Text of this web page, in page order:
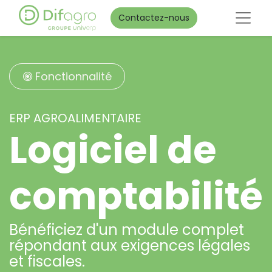
Contactez-nous
Fonctionnalité
ERP AGROALIMENTAIRE
Logiciel de
comptabilité
Bénéficiez d'un module complet
répondant aux exigences légales
et fiscales.